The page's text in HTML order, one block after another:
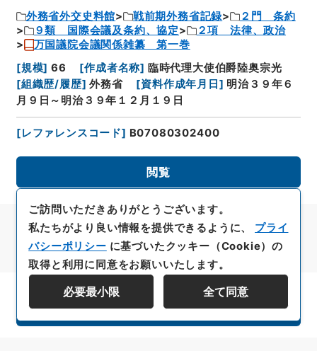
外務省外交史料館 戦前期外務省記録
２門 条約
９類 国際会議及条約、協定
２項 法律、政治
万国議院会議関係雑纂 第一巻
[規模] 66 [作成者名称] 臨時代理大使伯爵陸奥宗光
[組織歴/履歴] 外務省 [資料作成年月日 ] 明治３９年６
月９日～明治３９年１２月１９日
[レファレンスコード] B07080302400
閲覧
資料群階層を表示する
ご訪問いただきありがとうございます。
私たちがより良い情報を提供できるように、 プライ
バシーポリシー に基づいたクッキー（Cookie）の
取得と利用に同意をお願いいたします。
必要最小限 全て同意